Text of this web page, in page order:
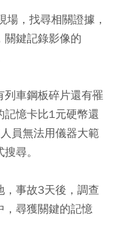
，找尋相關證據，
關鍵記錄影像的
列車鋼板碎片還有罹
憶卡比1元硬幣還
員無法用儀器大範
尋。
，事故3天後，調查
，尋獲關鍵的記憶